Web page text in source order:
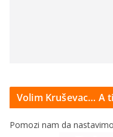
Volim Kruševac… A
Pomozi nam da